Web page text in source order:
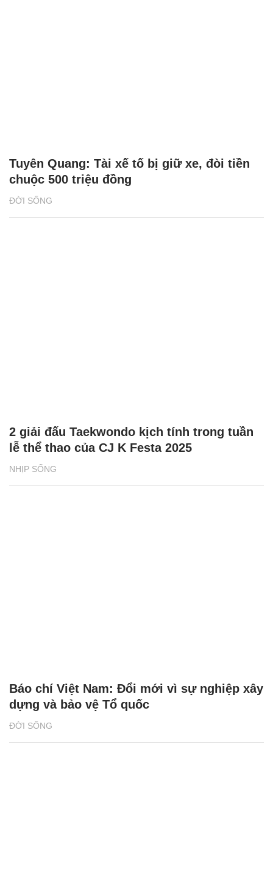
ĐỜI SỐNG
Tuyên Quang: Tài xế tố bị giữ xe, đòi tiền
chuộc 500 triệu đồng
NHỊP SỐNG
2 giải đấu Taekwondo kịch tính trong tuần
lễ thể thao của CJ K Festa 2025
ĐỜI SỐNG
Báo chí Việt Nam: Đổi mới vì sự nghiệp xây
dựng và bảo vệ Tổ quốc